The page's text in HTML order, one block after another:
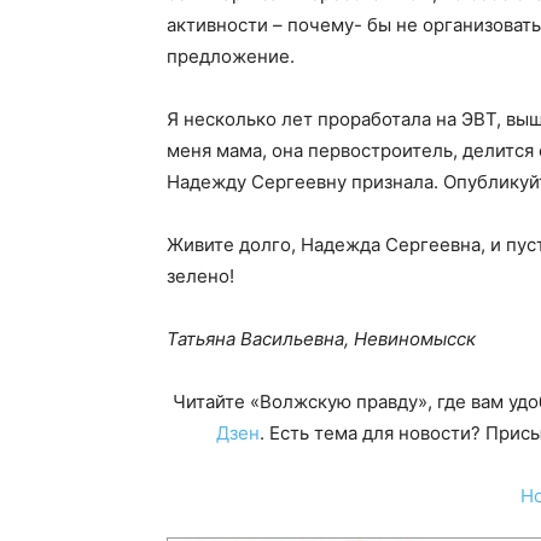
активности – почему- бы не
предложение.
Я несколько лет проработала на ЭВТ,
меня мама, она первостроитель,
Надежду Сергеевну признала.
Живите долго, Надежда Сергеевна, и
зелено!
Татьяна Васильевна, Невиномысск
Читайте «Волжскую правду», где вам
Дзен. Есть тема для новости?